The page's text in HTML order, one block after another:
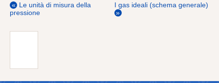
« Le unità di misura della
pressione
I gas ideali (schema generale)
»